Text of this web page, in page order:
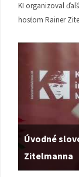
KI organizoval
hosťom Rainer
Úvodné
Zitelmanna